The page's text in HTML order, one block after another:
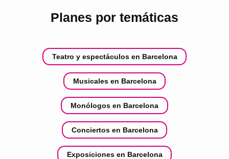
Planes por temáticas
Teatro y espectáculos en Barcelona
Musicales en Barcelona
Monólogos en Barcelona
Conciertos en Barcelona
Exposiciones en Barcelona